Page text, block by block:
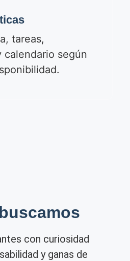
tareas,
calendario según
con curiosidad
y ganas de